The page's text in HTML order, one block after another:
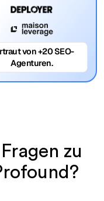
von +20 SEO-
Agenturen.
zu